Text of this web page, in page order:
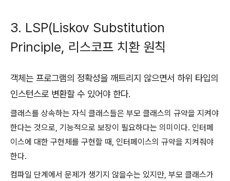
3. LSP(Liskov Substitution
Principle, 리스코프 치환 원칙
객체는 프로그램의 정확성을 깨트리지 않으면서 하위 타입의
인스턴스로 변환할 수 있어야 한다.
클래스를 상속하는 자식 클래스들은 부모 클래스의 규약을 지켜야
한다는 것으로, 기능적으로 보장이 필요하다는 의미이다. 인터페
이스에 대한 구현체를 구현할 때, 인터페이스의 규약을 지켜줘야
한다.
컴파일 단계에서 문제가 생기지 않을수는 있지만, 부모 클래스가